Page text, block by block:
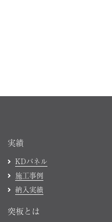
実績
KDパネル
施工事例
納入実績
突板とは